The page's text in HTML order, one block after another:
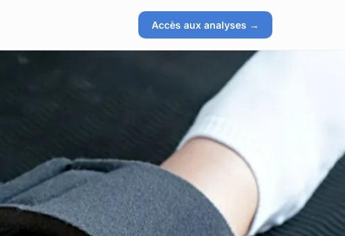
Accès aux analyses →